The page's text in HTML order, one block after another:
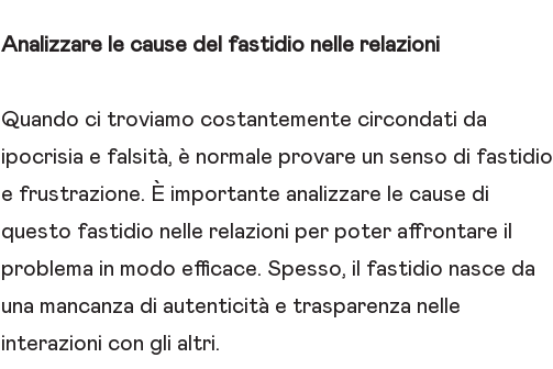
Analizzare le cause del fastidio nelle relazioni
Quando ci troviamo costantemente circondati da
ipocrisia e falsità, è normale provare un senso di fastidio
e frustrazione. È importante analizzare le cause di
questo fastidio nelle relazioni per poter affrontare il
problema in modo efficace. Spesso, il fastidio nasce da
una mancanza di autenticità e trasparenza nelle
interazioni con gli altri.